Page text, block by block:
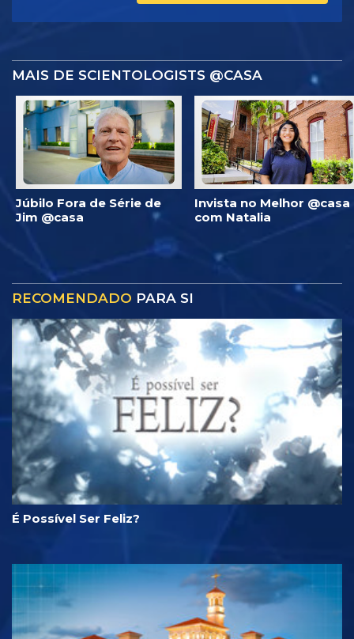
MAIS DE SCIENTOLOGISTS @CASA
Júbilo Fora de Série de
Jim @casa
Invista no Melhor @casa
com Natalia
RECOMENDADO PARA SI
É Possível Ser Feliz?